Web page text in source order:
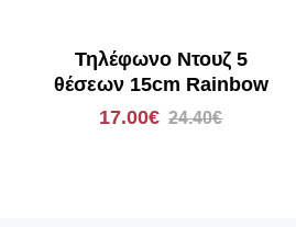
Τηλέφωνο Ντουζ 5
θέσεων 15cm Rainbow
17.00€ 24.40€